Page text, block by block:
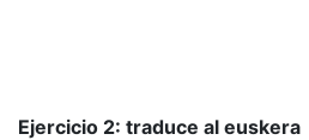
Ejercicio 2: traduce al euskera